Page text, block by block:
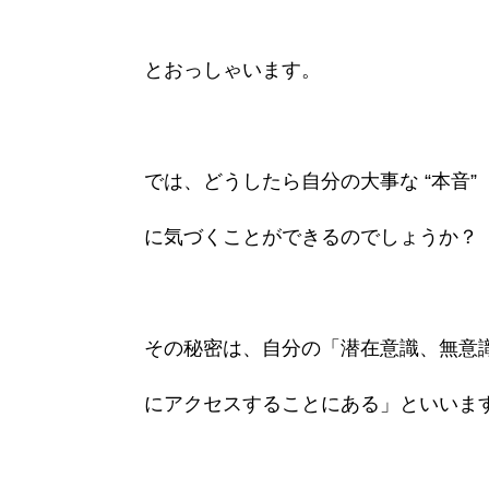
とおっしゃいます。
では、どうしたら自分の大事な “本音”
に気づくことができるのでしょうか？
その秘密は、自分の「潜在意識、無意
にアクセスすることにある」といいま